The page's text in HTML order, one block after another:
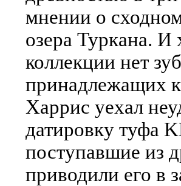
мнении о
озера Туркана. И
коллекции нет
принадлежащих
Харрис уехал
датировку туфа
поступавшие из
приводили его в